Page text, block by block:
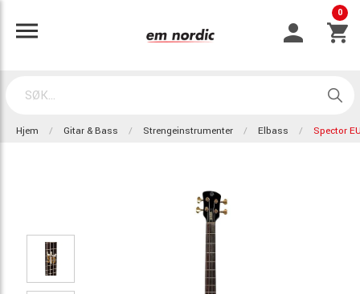
0
Hjem Gitar & Bass Strengeinstrumenter Elbass Spector